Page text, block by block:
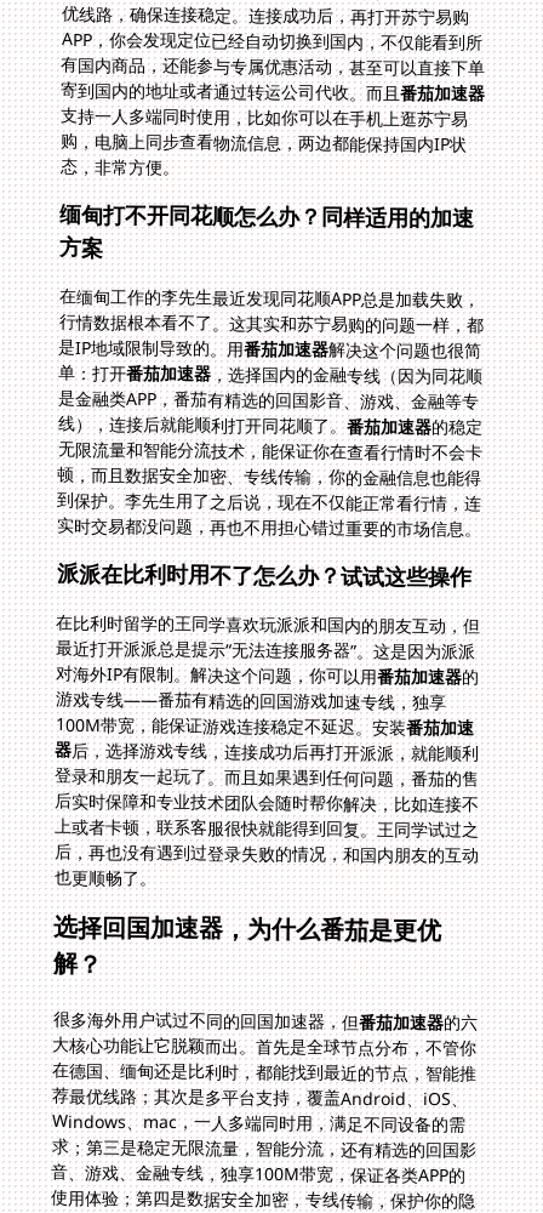
寄到国内的地址或者通过转运公司代收。而且番茄加速器
支持一人多端同时使用，比如你可以在手机上逛苏宁易
购，电脑上同步查看物流信息，两边都能保持国内IP状
态，非常方便。
缅甸打不开同花顺怎么办？同样适用的加速
方案
在缅甸工作的李先生最近发现同花顺APP总是加载失败，
行情数据根本看不了。这其实和苏宁易购的问题一样，都
是IP地域限制导致的。用番茄加速器解决这个问题也很简
单：打开番茄加速器，选择国内的金融专线（因为同花顺
是金融类APP，番茄有精选的回国影音、游戏、金融等专
线），连接后就能顺利打开同花顺了。番茄加速器的稳定
无限流量和智能分流技术，能保证你在查看行情时不会卡
顿，而且数据安全加密、专线传输，你的金融信息也能得
到保护。李先生用了之后说，现在不仅能正常看行情，连
实时交易都没问题，再也不用担心错过重要的市场信息。
派派在比利时用不了怎么办？试试这些操作
在比利时留学的王同学喜欢玩派派和国内的朋友互动，但
最近打开派派总是提示“无法连接服务器”。这是因为派派
对海外IP有限制。解决这个问题，你可以用番茄加速器的
游戏专线——番茄有精选的回国游戏加速专线，独享
100M带宽，能保证游戏连接稳定不延迟。安装番茄加速
器后，选择游戏专线，连接成功后再打开派派，就能顺利
登录和朋友一起玩了。而且如果遇到任何问题，番茄的售
后实时保障和专业技术团队会随时帮你解决，比如连接不
上或者卡顿，联系客服很快就能得到回复。王同学试过之
后，再也没有遇到过登录失败的情况，和国内朋友的互动
也更顺畅了。
选择回国加速器，为什么番茄是更优
解？
很多海外用户试过不同的回国加速器，但番茄加速器的六
大核心功能让它脱颖而出。首先是全球节点分布，不管你
在德国、缅甸还是比利时，都能找到最近的节点，智能推
荐最优线路；其次是多平台支持，覆盖Android、iOS、
Windows、mac，一人多端同时用，满足不同设备的需
求；第三是稳定无限流量，智能分流，还有精选的回国影
音、游戏、金融专线，独享100M带宽，保证各类APP的
使用体验；第四是数据安全加密，专线传输，保护你的隐
私和信息安全；最后是售后实时保障，专业技术团队随时